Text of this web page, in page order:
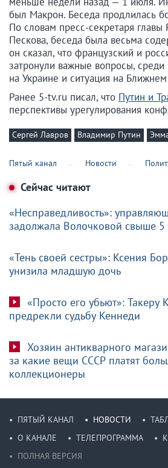
был Макрон. Беседа продлилась
По словам пресс-секретаря
Пескова, беседа была весьма
он сказал, что французский и
затронули важные вопросы,
на Украине и ситуация на
Ранее 5-tv.ru писал, что Путин и
перспективы урегулирования
Сергей Лавров Владимир Путин
Пятый канал Новости
Сейчас читают
«Несправедливость»:
задолжала Волочковой свыше
«Тень своей сестры»: Ксения
унизила младшую дочь
«Просто его убьют»: Такеру
предрекли судьбу Кеннеди
Хозяин антикварного
за какие вещи СССР платят
коллекционеры
ПЯТЫЙ КАНАЛ НОВОСТИ
О КАНАЛЕ
ТЕЛЕПРОГРАММА
ПОЛНАЯ ВЕРСИЯ